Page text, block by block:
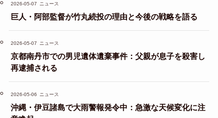
2026-05-07 ニュース
巨人・阿部監督が竹丸続投の理由と今後の戦略を語る
2026-05-07 ニュース
京都南丹市での男児遺体遺棄事件：父親が息子を殺害し
再逮捕される
2026-05-06 ニュース
沖縄・伊豆諸島で大雨警報発令中：急激な天候変化に注